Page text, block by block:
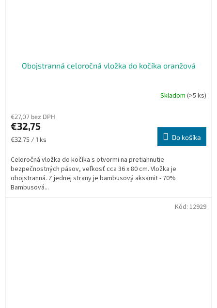
Obojstranná celoročná vložka do kočíka oranžová
Skladom (>5 ks)
€27,07 bez DPH
€32,75
Jednotková
€32,75 / 1 ks Do košíka
Celoročná vložka do kočíka s otvormi na pretiahnutie
bezpečnostných pásov, veľkosť cca 36 x 80 cm. Vložka je
obojstranná. Z jednej strany je bambusový aksamit - 70%
Bambusová...
Kód: 12929